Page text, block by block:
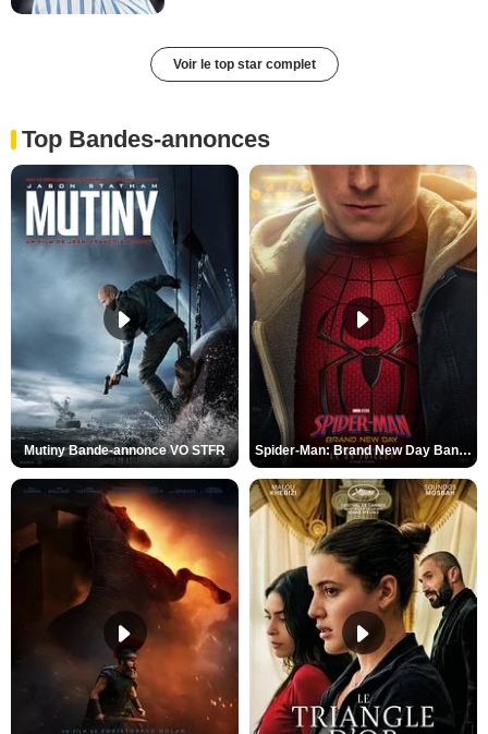
Voir le top star complet
Top Bandes-annonces
Mutiny Bande-annonce VO STFR Spider-Man: Brand New Day Bande-annonce VO STFR